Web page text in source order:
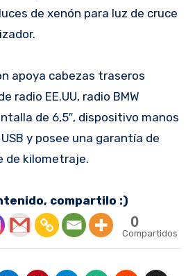
de xenón para luz de cruce
apoya cabezas traseros
radio EE.UU, radio BMW
de 6,5″, dispositivo manos
y posee una garantía de
de kilometraje.
compartilo :)
0
Compartidos